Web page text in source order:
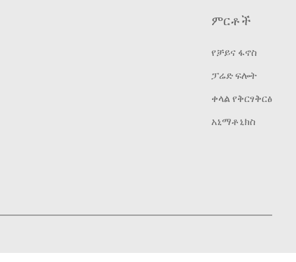
ምርቶች
የቻይና ፋኖስ
ፓሬድ ፍሎት
ቀላል የቅርፃቅርፅ
አኒማቶኒክስ